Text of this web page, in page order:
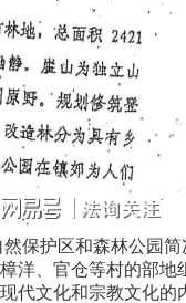
保护区和森林公园
洋、官仓等村的部
代文化和宗教文化